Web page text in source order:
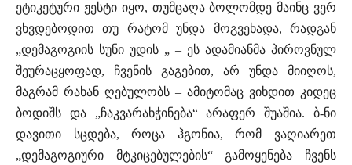
ეტიკეტური ჟესტი იყო, თუმცაღა ბოლომდე მაინც ვერ
ვხვდებოდით თუ რატომ უნდა მოგვეხადა, რადგან
„დემაგოგიის სუნი უდის „ – ეს ადამიანმა პიროვნულ
შეურაცყოფად, ჩვენის გაგებით, არ უნდა მიიღოს,
მაგრამ რახან ღებულობს – ამიტომაც ვიხდით კიდეც
ბოდიშს და „ჩაკვარახჭინება“ არაფერ შუაშია. ბ-ნი
დავითი სცდება, როცა ჰგონია, რომ ვაღიარეთ
„დემაგოგიური მტკიცებულების“ გამოყენება ჩვენს